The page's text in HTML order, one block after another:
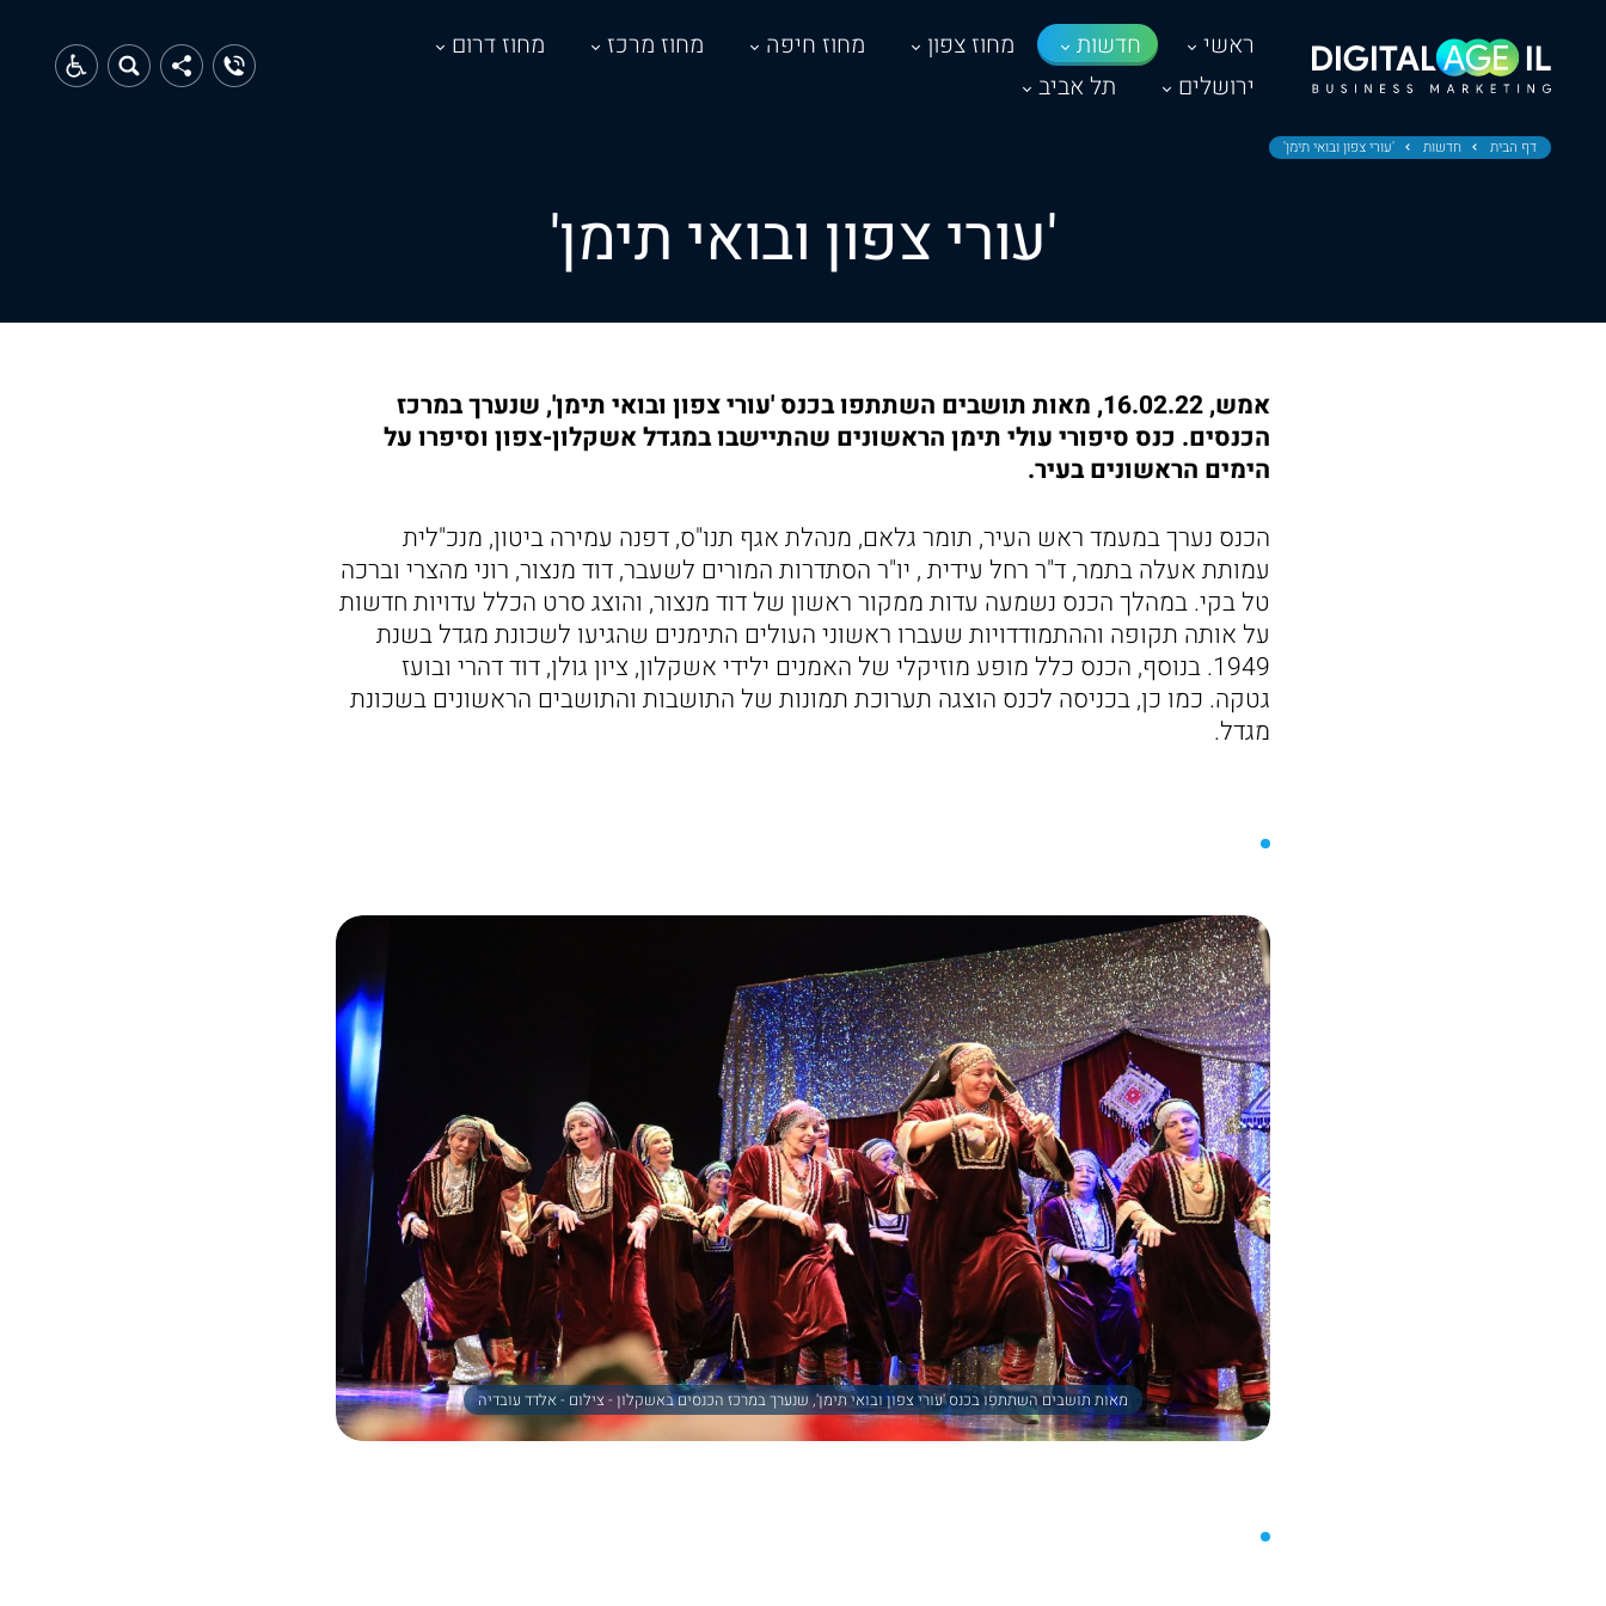
ראשי חדשות מחוז צפון מחוז חיפה מחוז מרכז
מחוז דרום
ירושלים
תל אביב
דף הבית חדשות 'עורי צפון ובואי תימן'
'עורי צפון ובואי תימן'
אמש, 16.02.22, מאות תושבים השתתפו בכנס 'עורי צפון ובואי תימן', שנערך במרכז
הכנסים. כנס סיפורי עולי תימן הראשונים שהתיישבו במגדל אשקלון-צפון וסיפרו על
הימים הראשונים בעיר.
הכנס נערך במעמד ראש העיר, תומר גלאם, מנהלת אגף תנו"ס, דפנה עמירה ביטון, מנכ"לית
עמותת אעלה בתמר, ד"ר רחל עידית , יו"ר הסתדרות המורים לשעבר, דוד מנצור, רוני מהצרי וברכה
טל בקי. במהלך הכנס נשמעה עדות ממקור ראשון של דוד מנצור, והוצג סרט הכלל עדויות חדשות
על אותה תקופה וההתמודדויות שעברו ראשוני העולים התימנים שהגיעו לשכונת מגדל בשנת
1949. בנוסף, הכנס כלל מופע מוזיקלי של האמנים ילידי אשקלון, ציון גולן, דוד דהרי ובועז
גטקה. כמו כן, בכניסה לכנס הוצגה תערוכת תמונות של התושבות והתושבים הראשונים בשכונת
מגדל.
מאות תושבים השתתפו בכנס 'עורי צפון ובואי תימן', שנערך במרכז הכנסים באשקלון - צילום - אלדד עובדיה